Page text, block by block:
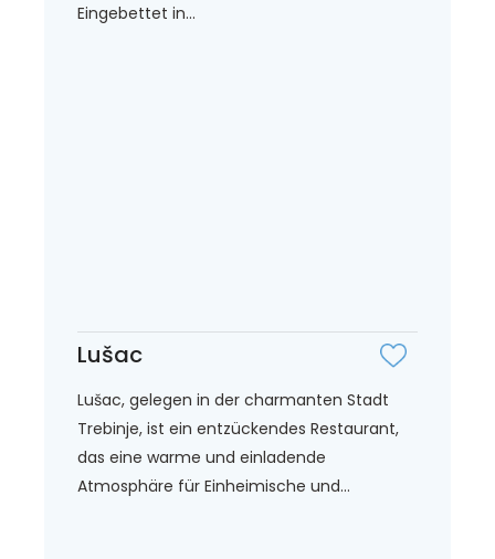
Eingebettet in...
Lušac
Lušac, gelegen in der charmanten Stadt
Trebinje, ist ein entzückendes Restaurant,
das eine warme und einladende
Atmosphäre für Einheimische und...